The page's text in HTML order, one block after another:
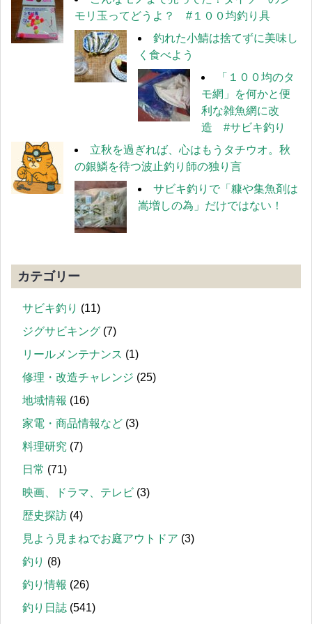
モリ玉ってどうよ？ #１００均釣り具
釣れた小鯖は捨てずに美味し
く食べよう
「１００均のタ
モ網」を何かと便
利な雑魚網に改
造 #サビキ釣り
立秋を過ぎれば、心はもうタチウオ。秋
の銀鱗を待つ波止釣り師の独り言
サビキ釣りで「糠や集魚剤は
嵩増しの為」だけではない！
カテゴリー
サビキ釣り (11)
ジグサビキング (7)
リールメンテナンス (1)
修理・改造チャレンジ (25)
地域情報 (16)
家電・商品情報など (3)
料理研究 (7)
日常 (71)
映画、ドラマ、テレビ (3)
歴史探訪 (4)
見よう見まねでお庭アウトドア (3)
釣り (8)
釣り情報 (26)
釣り日誌 (541)